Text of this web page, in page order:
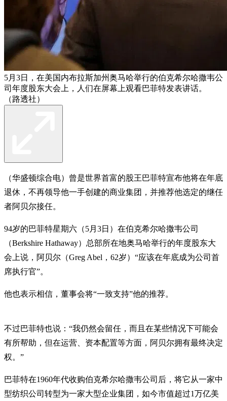
5月3日，在美国内布拉斯加州奥马哈举行的伯克希尔哈撒韦公
司年度股东大会上，人们在屏幕上观看巴菲特发表讲话。
（路透社）
（华盛顿综合电）曾是世界首富的股王巴菲特宣布他将在年底
退休，不再领导他一手创建的商业集团，并推荐他选定的继任
者阿贝尔接任。
94岁的巴菲特星期六（5月3日）在伯克希尔哈撒韦公司
（Berkshire Hathaway）总部所在地奥马哈举行的年度股东大
会上说，阿贝尔（Greg Abel，62岁）“应该在年底成为公司首
席执行官”。
他也表示相信，董事会将“一致支持”他的推荐。
不过巴菲特也说：“我仍然会留任，而且在某些情况下可能会
有所帮助，但在运营、资本配置等方面，阿贝尔拥有最终决定
权。”
巴菲特在1960年代收购伯克希尔哈撒韦公司后，将它从一家中
型纺织公司转型为一家大型企业集团，如今市值超过1万亿美